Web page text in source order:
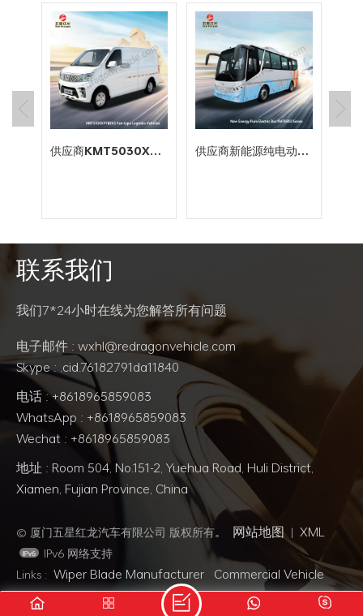
供应商KMT5030XXYBEV3厢式纯电动物流车
阅读更多
供应商新能源纯电动客车8米34座客车价格
电控空气悬
联系我们
我们7*24小时在线为您解答所有问题
电子邮件 : wxhl@redragonvehicle.com
Skype : .cid.76182791da11840
电话 : +8618965859083
WhatsApp : +8618965859083
Wechat : +8618965859083
地址 : Room 504, No.151-2, Yuehua Road, Huli District,
Xiamen, Fujian Province, China
© 厦门五星红龙汽车有限公司 版权所有。 网站地图 | XML
IPv6 网络支持
Links : Wiper Blade Manufacturer Commercial Vehicle
Oils Cattelanpdcpd Skystonewheel Cbeciptruck